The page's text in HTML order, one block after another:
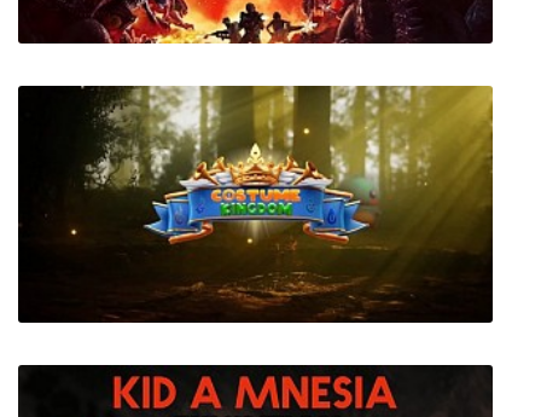
Aliens: Fireteam Elite + все DLC